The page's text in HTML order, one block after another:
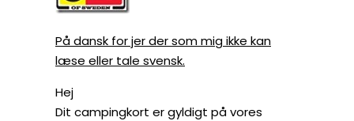
På dansk for jer der som mig ikke kan
læse eller tale svensk.
Hej
Dit campingkort er gyldigt på vores